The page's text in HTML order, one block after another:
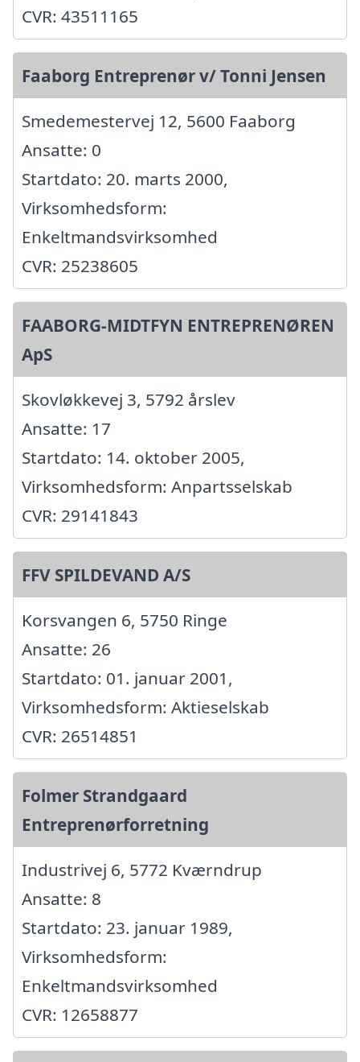
CVR: 43511165
Faaborg Entreprenør v/ Tonni Jensen
Smedemestervej 12, 5600 Faaborg
Ansatte: 0
Startdato: 20. marts 2000,
Virksomhedsform:
Enkeltmandsvirksomhed
CVR: 25238605
FAABORG-MIDTFYN ENTREPRENØREN
ApS
Skovløkkevej 3, 5792 årslev
Ansatte: 17
Startdato: 14. oktober 2005,
Virksomhedsform: Anpartsselskab
CVR: 29141843
FFV SPILDEVAND A/S
Korsvangen 6, 5750 Ringe
Ansatte: 26
Startdato: 01. januar 2001,
Virksomhedsform: Aktieselskab
CVR: 26514851
Folmer Strandgaard
Entreprenørforretning
Industrivej 6, 5772 Kværndrup
Ansatte: 8
Startdato: 23. januar 1989,
Virksomhedsform:
Enkeltmandsvirksomhed
CVR: 12658877